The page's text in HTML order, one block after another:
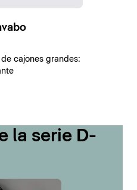
cajones grandes:
la serie D-